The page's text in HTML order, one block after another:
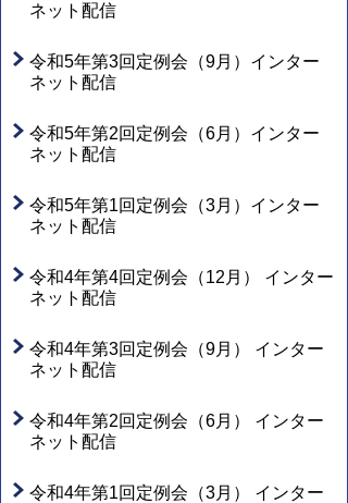
ネット配信
令和5年第3回定例会（9月）インター
ネット配信
令和5年第2回定例会（6月）インター
ネット配信
令和5年第1回定例会（3月）インター
ネット配信
令和4年第4回定例会（12月） インター
ネット配信
令和4年第3回定例会（9月） インター
ネット配信
令和4年第2回定例会（6月） インター
ネット配信
令和4年第1回定例会（3月） インター